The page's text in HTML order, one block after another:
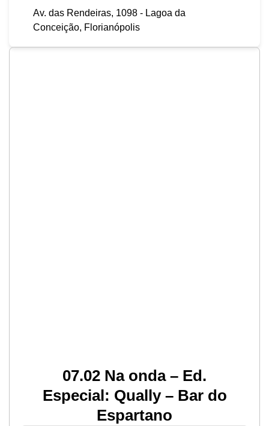
Av. das Rendeiras, 1098 - Lagoa da
Conceição, Florianópolis
07.02 Na onda – Ed.
Especial: Qually – Bar do
Espartano